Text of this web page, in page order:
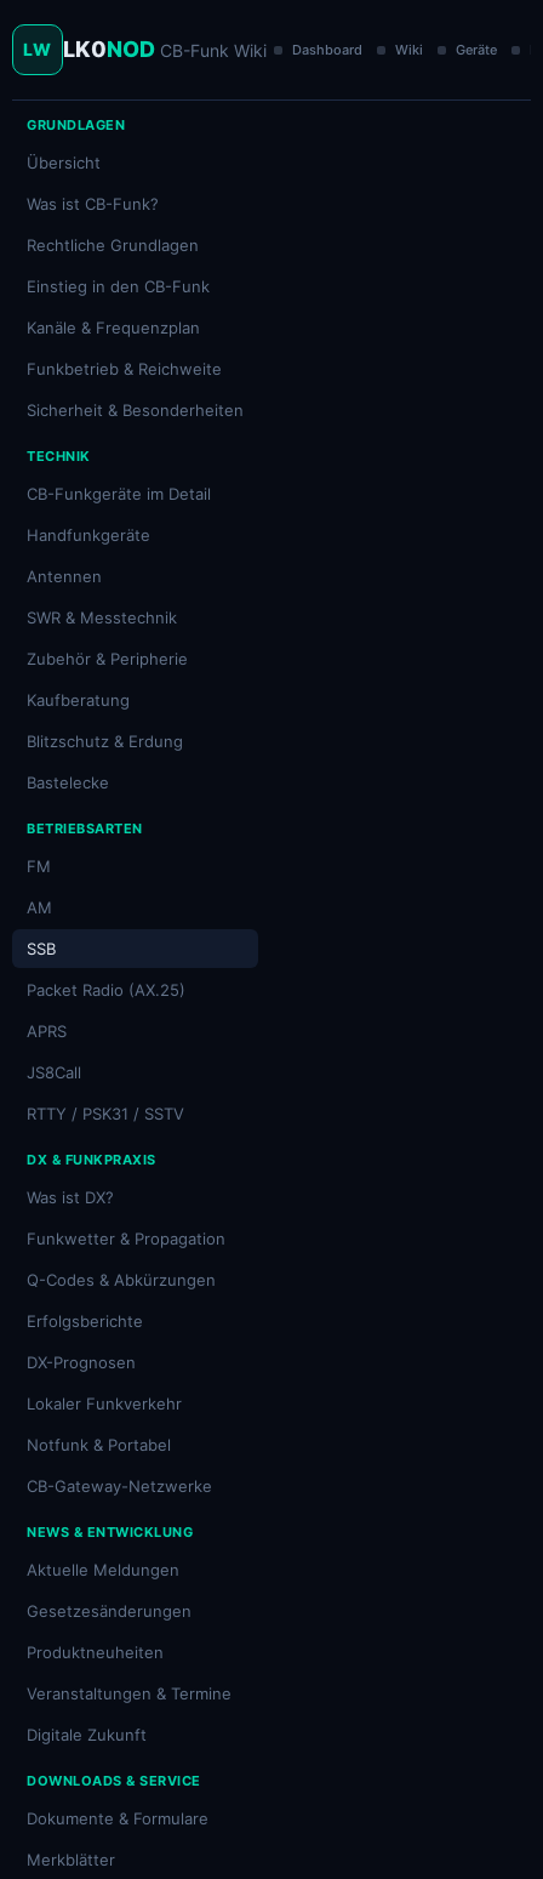
LW LK0NOD CB-Funk Wiki Dashboard Wiki Geräte
GRUNDLAGEN
Übersicht
Was ist CB-Funk?
Rechtliche Grundlagen
Einstieg in den CB-Funk
Kanäle & Frequenzplan
Funkbetrieb & Reichweite
Sicherheit & Besonderheiten
TECHNIK
CB-Funkgeräte im Detail
Handfunkgeräte
Antennen
SWR & Messtechnik
Zubehör & Peripherie
Kaufberatung
Blitzschutz & Erdung
Bastelecke
BETRIEBSARTEN
FM
AM
SSB
Packet Radio (AX.25)
APRS
JS8Call
RTTY / PSK31 / SSTV
DX & FUNKPRAXIS
Was ist DX?
Funkwetter & Propagation
Q-Codes & Abkürzungen
Erfolgsberichte
DX-Prognosen
Lokaler Funkverkehr
Notfunk & Portabel
CB-Gateway-Netzwerke
NEWS & ENTWICKLUNG
Aktuelle Meldungen
Gesetzesänderungen
Produktneuheiten
Veranstaltungen & Termine
Digitale Zukunft
DOWNLOADS & SERVICE
Dokumente & Formulare
Merkblätter